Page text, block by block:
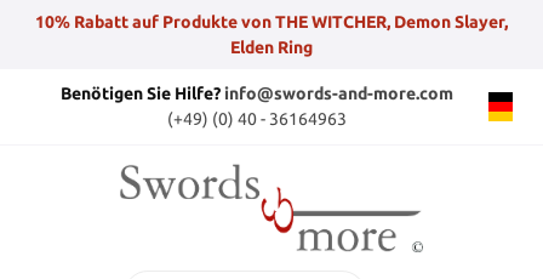
10% Rabatt auf Produkte von THE WITCHER, Demon Slayer,
Elden Ring
Benötigen Sie Hilfe?info@swords-and-more.com
(+49) (0) 40 - 36164963